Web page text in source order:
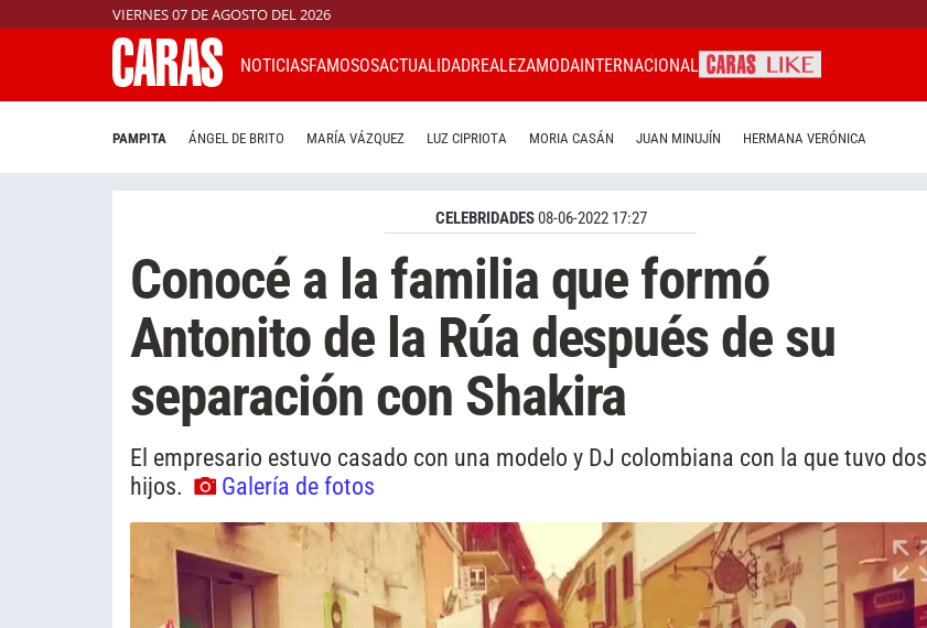
VIERNES 07 DE AGOSTO DEL 2026
NOTICIASFAMOSOSACTUALIDADREALEZAMODAINTERNACIONAL
PAMPITA ÁNGEL DE BRITO MARÍA VÁZQUEZ LUZ CIPRIOTA MORIA CASÁN JUAN MINUJÍN HERMANA VERÓNICA
CELEBRIDADES08-06-2022 17:27
Conocé a la familia que formó
Antonito de la Rúa después de su
separación con Shakira
El empresario estuvo casado con una modelo y DJ colombiana con la que tuvo dos
hijos.
Galería de fotos